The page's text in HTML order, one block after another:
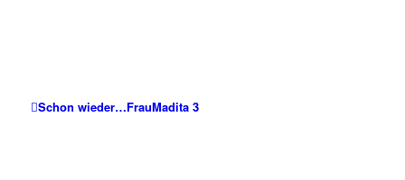
Schon wieder…FrauMadita 3